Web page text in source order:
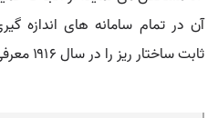
آن در تمام سامانه های اندازه
ثابت ساختار ریز را در سال ۱۹۱۶ معرفی نمود.